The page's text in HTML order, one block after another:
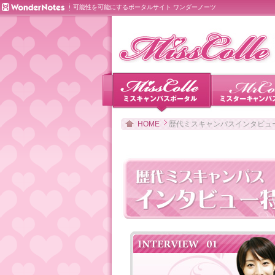
可能性を可能にするポータルサイト ワンダーノーツ
HOME 歴代ミスキャンパスインタビュ